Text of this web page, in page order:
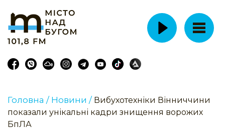
Головна / Новини / Вибухотехніки Вінниччини
показали унікальні кадри знищення ворожих
БпЛА